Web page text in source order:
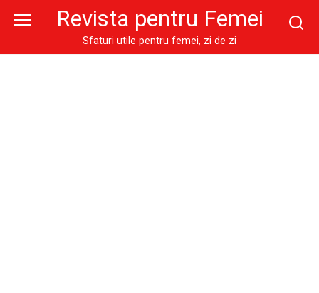
Revista pentru Femei
Sfaturi utile pentru femei, zi de zi